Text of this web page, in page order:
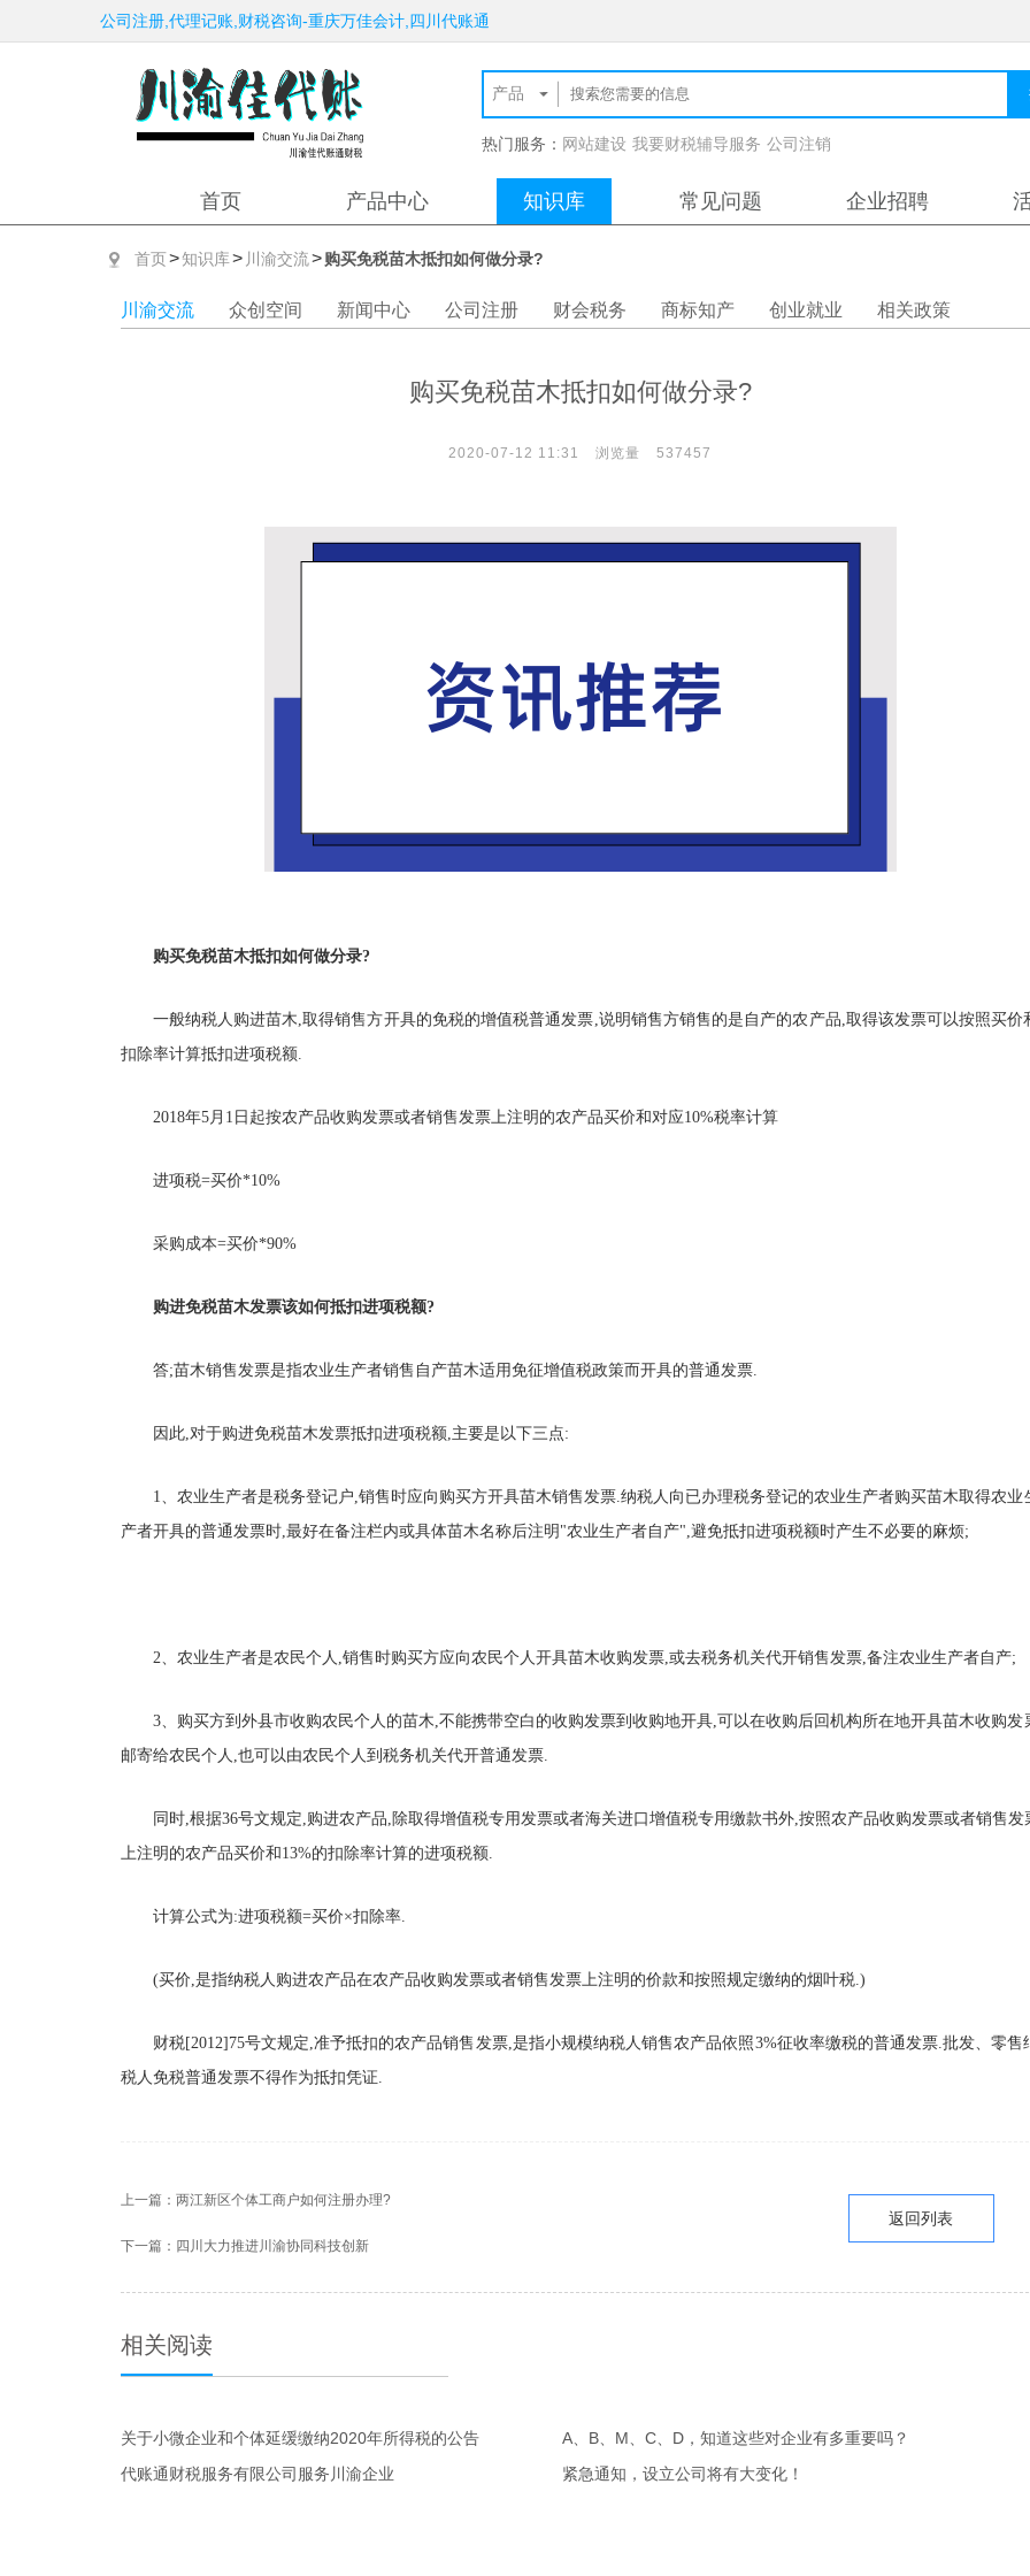
公司注册,代理记账,财税咨询-重庆万佳会计,四川代账通
热门服务： 网站建设 我要财税辅导服务 公司注销
首页 产品中心 知识库 常见问题 企业招聘
首页>知识库> 川渝交流> 购买免税苗木抵扣如何做分录?
川渝交流 众创空间 新闻中心 公司注册 财会税务 商标知产 创业就业 相关政策
购买免税苗木抵扣如何做分录?
2020-07-12 11:31 浏览量 537457
购买免税苗木抵扣如何做分录?
一般纳税人购进苗木,取得销售方开具的免税的增值税普通发票,说明销售方销售的是自产的农产品,取得该发票可以按照买价
扣除率计算抵扣进项税额.
2018年5月1日起按农产品收购发票或者销售发票上注明的农产品买价和对应10%税率计算
进项税=买价*10%
采购成本=买价*90%
购进免税苗木发票该如何抵扣进项税额?
答;苗木销售发票是指农业生产者销售自产苗木适用免征增值税政策而开具的普通发票.
因此,对于购进免税苗木发票抵扣进项税额,主要是以下三点:
1、农业生产者是税务登记户,销售时应向购买方开具苗木销售发票.纳税人向已办理税务登记的农业生产者购买苗木取得农业
产者开具的普通发票时,最好在备注栏内或具体苗木名称后注明"农业生产者自产",避免抵扣进项税额时产生不必要的麻烦;
2、农业生产者是农民个人,销售时购买方应向农民个人开具苗木收购发票,或去税务机关代开销售发票,备注农业生产者自产;
3、购买方到外县市收购农民个人的苗木,不能携带空白的收购发票到收购地开具,可以在收购后回机构所在地开具苗木收购发
邮寄给农民个人,也可以由农民个人到税务机关代开普通发票.
同时,根据36号文规定,购进农产品,除取得增值税专用发票或者海关进口增值税专用缴款书外,按照农产品收购发票或者销售发
上注明的农产品买价和13%的扣除率计算的进项税额.
计算公式为:进项税额=买价×扣除率.
(买价,是指纳税人购进农产品在农产品收购发票或者销售发票上注明的价款和按照规定缴纳的烟叶税.)
财税[2012]75号文规定,准予抵扣的农产品销售发票,是指小规模纳税人销售农产品依照3%征收率缴税的普通发票.批发、零售
税人免税普通发票不得作为抵扣凭证.
上一篇： 两江新区个体工商户如何注册办理?
下一篇： 四川大力推进川渝协同科技创新
返回列表
相关阅读
关于小微企业和个体延缓缴纳2020年所得税的公告
A、B、M、C、D，知道这些对企业有多重要吗？
代账通财税服务有限公司服务川渝企业
紧急通知，设立公司将有大变化！